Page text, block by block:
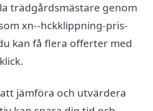
trädgårdsmästare genom
xn--hckklippning-pris-
kan få flera offerter med
jämföra och utvärdera